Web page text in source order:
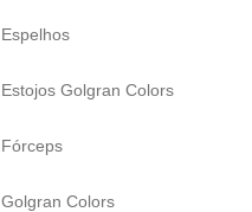
Espelhos
Estojos Golgran Colors
Fórceps
Golgran Colors